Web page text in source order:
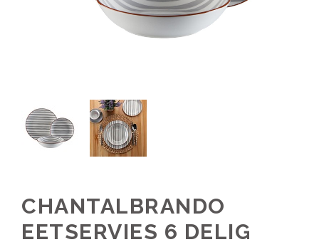
CHANTALBRANDO
EETSERVIES 6 DELIG